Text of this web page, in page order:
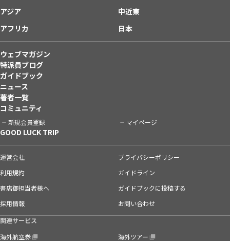
アジア
中近東
アフリカ
日本
ウェブマガジン
特派員ブログ
ガイドブック
ニュース
著者一覧
コミュニティ
新規会員登録 マイページ
GOOD LUCK TRIP
運営会社
プライバシーポリシー
利用規約
ガイドライン
書店御担当者様へ
ガイドブックに投稿する
採用情報
お問い合わせ
関連サービス
海外航空券
海外ツアー